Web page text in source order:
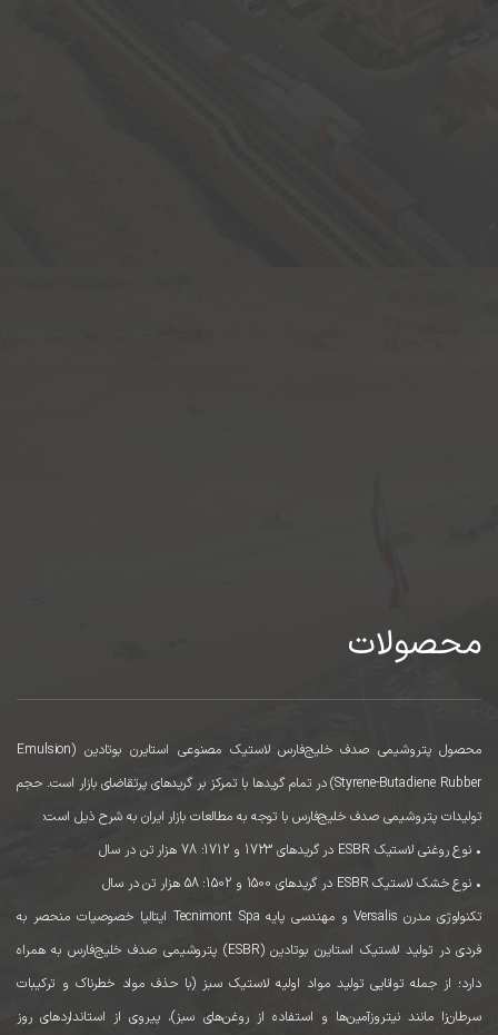
محصولات
محصول پتروشیمی صدف خلیج‌فارس لاستیک مصنوعی استایرن بوتادین (Emulsion
Styrene-Butadiene Rubber) در تمام گریدها با تمرکز بر گریدهای پرتقاضای بازار است. حجم
تولیدات پتروشیمی صدف خلیج‌فارس با توجه به مطالعات بازار ایران به شرح ذیل است:
• نوع روغنی لاستیک ESBR در گریدهای 1723 و 1712: 78 هزار تن در سال
• نوع خشک لاستیک ESBR در گریدهای 1500 و 1502: 58 هزار تن در سال
تکنولوژی مدرن Versalis و مهندسی پایه Tecnimont Spa ایتالیا خصوصیات منحصر به
فردی در تولید لاستیک استایرن بوتادین (ESBR) پتروشیمی صدف خلیج‌فارس به همراه
دارد؛ از جمله توانایی تولید مواد اولیه لاستیک سبز (با حذف مواد خطرناک و ترکیبات
سرطان‌زا مانند نیتروزآمین‌ها و استفاده از روغن‌های سبز)، پیروی از استانداردهای روز